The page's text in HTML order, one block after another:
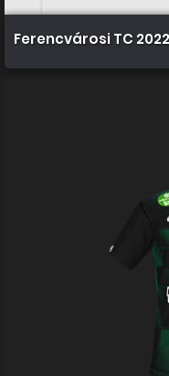
Ferencvárosi TC